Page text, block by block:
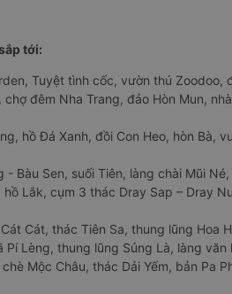
tới:
Tuyệt tình cốc, vườn thú
đêm Nha Trang, đảo Hòn Mun,
hồ Đá Xanh, đồi Con Heo, hòn Bà,
Bàu Sen, suối Tiên, làng chài Mũi
Lắk, cụm 3 thác Dray Sap – Dray
Cát, thác Tiên Sa, thung lũng Hoa
Lèng, thung lũng Sủng Là, làng văn
Mộc Châu, thác Dải Yếm, bản Pa